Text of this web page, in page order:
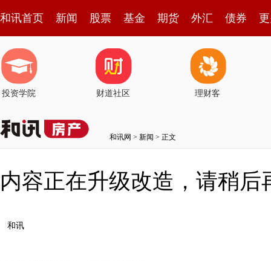
和讯首页 新闻 股票 基金 期货 外汇 债券
投资学院 财道社区 理财客
和讯网 > 新闻 > 正文
内容正在升级改造，请稍后
和讯